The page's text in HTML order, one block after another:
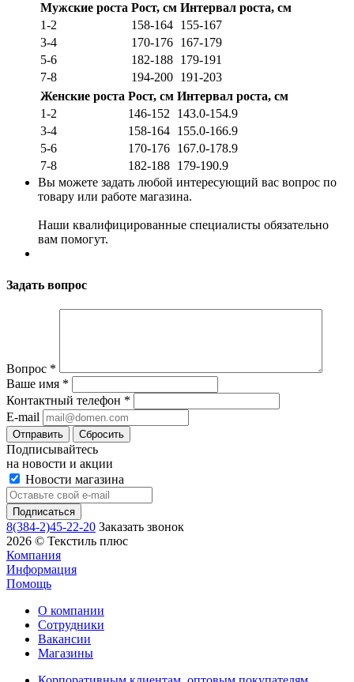
Мужские роста Рост, см Интервал роста, см
1-2
158-164 155-167
3-4
170-176 167-179
5-6
182-188 179-191
7-8
194-200 191-203
Женские роста Рост, см Интервал роста, см
1-2
146-152 143.0-154.9
3-4
158-164 155.0-166.9
5-6
170-176 167.0-178.9
7-8
182-188 179-190.9
Вы можете задать любой интересующий вас вопрос по
товару или работе магазина.
Наши квалифицированные специалисты обязательно
вам помогут.
Задать вопрос
Вопрос *
Ваше имя *
Контактный телефон *
E-mail
Сбросить
Подписывайтесь
на новости и акции
Новости магазина
8(384-2)45-22-20 Заказать звонок
2026 © Текстиль плюс
Компания
Информация
Помощь
О компании
Сотрудники
Вакансии
Магазины